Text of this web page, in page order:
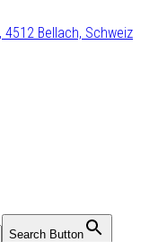
Bellach, Schweiz
Search Button